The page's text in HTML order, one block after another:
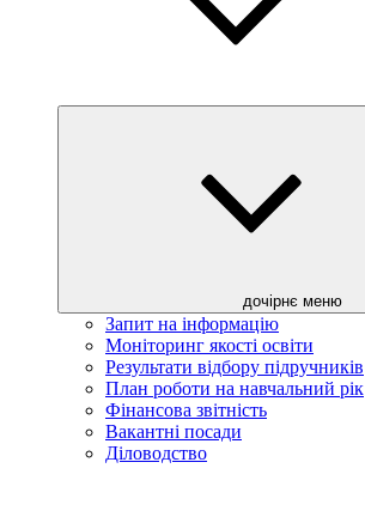
дочірнє меню
Запит на інформацію
Моніторинг якості освіти
Результати відбору підручників
План роботи на навчальний рік
Фінансова звітність
Вакантні посади
Діловодство